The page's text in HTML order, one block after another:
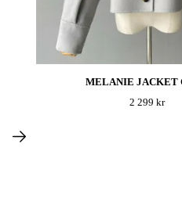
MELANIE JACKET
2 299 kr